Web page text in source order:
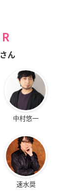
ん
中村悠一
速水奨